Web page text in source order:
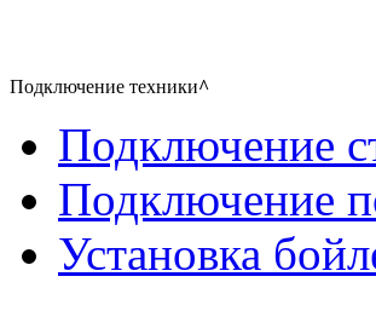
Подключение техники^
Подключение
Подключение
Установка